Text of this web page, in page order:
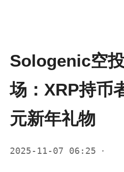
Sologenic空
场：XRP持币
元新年礼物
2025-11-07 06:25 ·